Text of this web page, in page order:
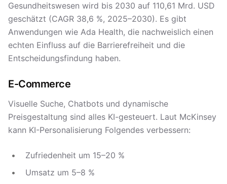
Gesundheitswesen wird bis 2030 auf 110,61 Mrd. USD
geschätzt (CAGR 38,6 %, 2025–2030). Es gibt
Anwendungen wie Ada Health, die nachweislich einen
echten Einfluss auf die Barrierefreiheit und die
Entscheidungsfindung haben.
E-Commerce
Visuelle Suche, Chatbots und dynamische
Preisgestaltung sind alles KI-gesteuert. Laut McKinsey
kann KI-Personalisierung Folgendes verbessern:
Zufriedenheit um 15–20 %
Umsatz um 5–8 %